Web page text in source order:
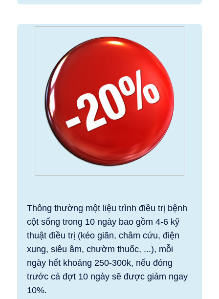
Thông thường một liệu trình điều trị bệnh
cột sống trong 10 ngày bao gồm 4-6 kỹ
thuật điều trị (kéo giãn, châm cứu, điện
xung, siêu âm, chườm thuốc, ...), mỗi
ngày hết khoảng 250-300k, nếu đóng
trước cả đợt 10 ngày sẽ được giảm ngay
10%.